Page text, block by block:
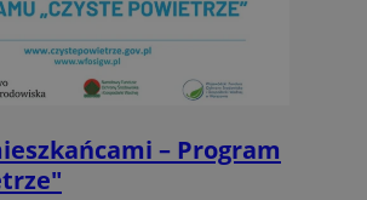
– Program